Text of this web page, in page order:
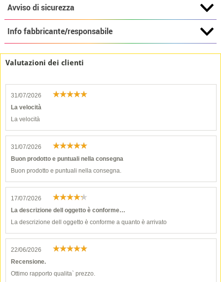
Avviso di sicurezza
Info fabbricante/responsabile
Valutazioni dei clienti
31/07/2026
La velocità
La velocità
31/07/2026
Buon prodotto e puntuali nella consegna
Buon prodotto e puntuali nella consegna.
17/07/2026
La descrizione dell oggetto è conforme…
La descrizione dell oggetto è conforme a quanto è arrivato
22/06/2026
Recensione.
Ottimo rapporto qualita` prezzo.